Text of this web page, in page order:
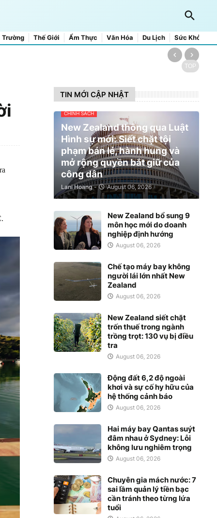
Trường Thế Giới Ẩm Thực Văn Hóa Du Lịch Sức Khỏe
TOP
TIN MỚI CẬP NHẬT
CHÍNH SÁCH
New Zealand thông qua Luật
Hình sự mới: Siết chặt tội
phạm bán lẻ, hành hung và
mở rộng quyền bắt giữ của
công dân
Lani Hoang - August 06, 2026
New Zealand bổ sung 9
môn học mới do doanh
nghiệp định hướng
August 06, 2026
Chế tạo máy bay không
người lái lớn nhất New
Zealand
August 06, 2026
New Zealand siết chặt
trốn thuế trong ngành
trồng trọt: 130 vụ bị điều
tra
August 06, 2026
Động đất 6,2 độ ngoài
khơi và sự cố hy hữu của
hệ thống cảnh báo
August 06, 2026
Hai máy bay Qantas suýt
đâm nhau ở Sydney: Lỗi
không lưu nghiêm trọng
August 06, 2026
Chuyên gia mách nước: 7
sai lầm quản lý tiền bạc
cần tránh theo từng lứa
tuổi